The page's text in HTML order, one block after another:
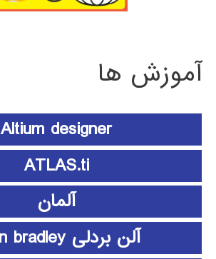
آموزش ها
Altium designer
ATLAS.ti
آلمان
آلن بردلی Allen bradley